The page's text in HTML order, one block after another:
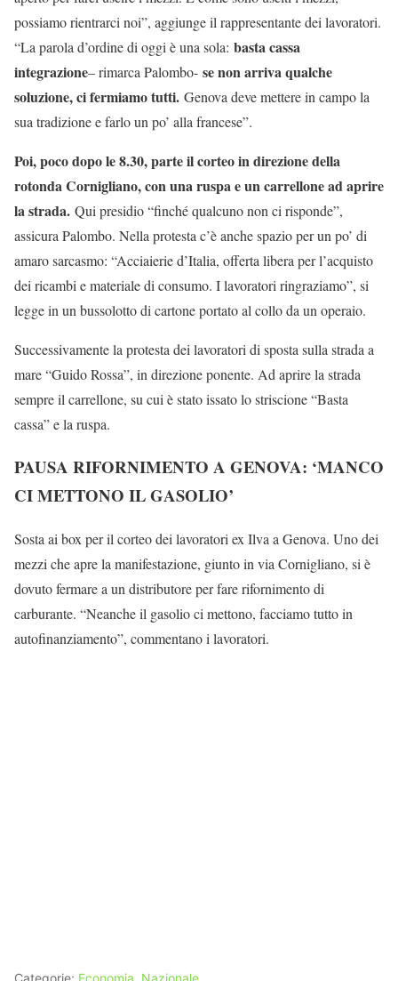
possiamo rientrarci noi”, aggiunge il rappresentante dei lavoratori.
“La parola d’ordine di oggi è una sola: basta cassa
integrazione– rimarca Palombo- se non arriva qualche
soluzione, ci fermiamo tutti. Genova deve mettere in campo la
sua tradizione e farlo un po’ alla francese”.
Poi, poco dopo le 8.30, parte il corteo in direzione della
rotonda Cornigliano, con una ruspa e un carrellone ad aprire
la strada. Qui presidio “finché qualcuno non ci risponde”,
assicura Palombo. Nella protesta c’è anche spazio per un po’ di
amaro sarcasmo: “Acciaierie d’Italia, offerta libera per l’acquisto
dei ricambi e materiale di consumo. I lavoratori ringraziamo”, si
legge in un bussolotto di cartone portato al collo da un operaio.
Successivamente la protesta dei lavoratori di sposta sulla strada a
mare “Guido Rossa”, in direzione ponente. Ad aprire la strada
sempre il carrellone, su cui è stato issato lo striscione “Basta
cassa” e la ruspa.
PAUSA RIFORNIMENTO A GENOVA: ‘MANCO
CI METTONO IL GASOLIO’
Sosta ai box per il corteo dei lavoratori ex Ilva a Genova. Uno dei
mezzi che apre la manifestazione, giunto in via Cornigliano, si è
dovuto fermare a un distributore per fare rifornimento di
carburante. “Neanche il gasolio ci mettono, facciamo tutto in
autofinanziamento”, commentano i lavoratori.